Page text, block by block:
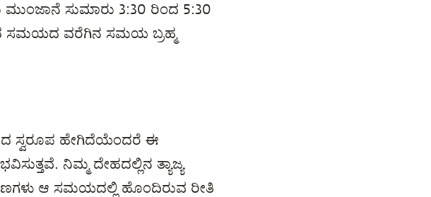
ಮುಂಜಾನೆ ಸುಮಾರು 3:30 ರಿಂದ 5:30
ಸಮಯದ ವರೆಗಿನ ಸಮಯ ಬ್ರಹ್ಮ
ಸ್ವರೂಪ ಹೇಗಿದೆಯೆಂದರೆ ಈ
ನಿಮ್ಮ ದೇಹದಲ್ಲಿನ ತ್ಯಾಜ್ಯ
ಆ ಸಮಯದಲ್ಲಿ ಹೊಂದಿರುವ ರೀತಿ